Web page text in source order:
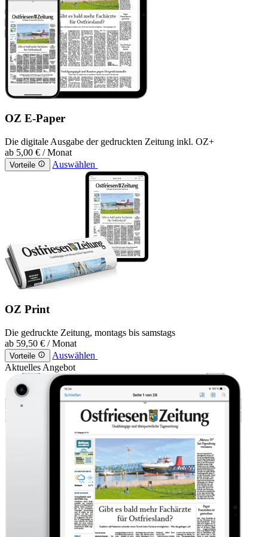
OZ E-Paper
Die digitale Ausgabe der gedruckten Zeitung inkl. OZ+
ab 5,00 € / Monat
Vorteile Auswählen
OZ Print
Die gedruckte Zeitung, montags bis samstags
ab 59,50 € / Monat
Vorteile
Auswählen
Aktuelles Angebot